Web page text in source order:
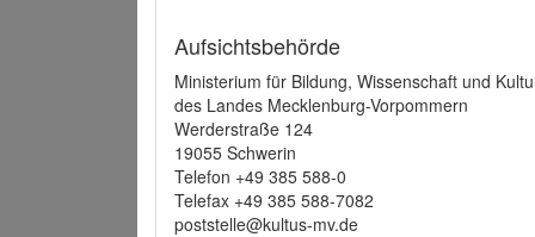
Aufsichtsbehörde
Ministerium für Bildung, Wissenschaft und
des Landes Mecklenburg-Vorpommern
Werderstraße 124
19055 Schwerin
Telefon +49 385 588-0
Telefax +49 385 588-7082
poststelle@kultus-mv.de